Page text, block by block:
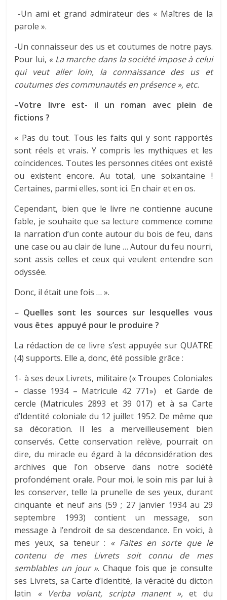
-Un ami et grand admirateur des « Maîtres de la
parole ».
-Un connaisseur des us et coutumes de notre pays.
Pour lui, « La marche dans la société impose à celui
qui veut aller loin, la connaissance des us et
coutumes des communautés en présence », etc.
–Votre livre est- il un roman avec plein de
fictions ?
« Pas du tout. Tous les faits qui y sont rapportés
sont réels et vrais. Y compris les mythiques et les
coïncidences. Toutes les personnes citées ont existé
ou existent encore. Au total, une soixantaine !
Certaines, parmi elles, sont ici. En chair et en os.
Cependant, bien que le livre ne contienne aucune
fable, je souhaite que sa lecture commence comme
la narration d’un conte autour du bois de feu, dans
une case ou au clair de lune … Autour du feu nourri,
sont assis celles et ceux qui veulent entendre son
odyssée.
Donc, il était une fois … ».
–Quelles sont les sources sur lesquelles vous
vous êtes appuyé pour le produire ?
La rédaction de ce livre s’est appuyée sur QUATRE
(4) supports. Elle a, donc, été possible grâce :
1- à ses deux Livrets, militaire (« Troupes Coloniales
– classe 1934 – Matricule 42 771») et Garde de
cercle (Matricules 2893 et 39 017) et à sa Carte
d’Identité coloniale du 12 juillet 1952. De même que
sa décoration. Il les a merveilleusement bien
conservés. Cette conservation relève, pourrait on
dire, du miracle eu égard à la déconsidération des
archives que l’on observe dans notre société
profondément orale. Pour moi, le soin mis par lui à
les conserver, telle la prunelle de ses yeux, durant
cinquante et neuf ans (59 ; 27 janvier 1934 au 29
septembre 1993) contient un message, son
message à l’endroit de sa descendance. En voici, à
mes yeux, sa teneur : « Faites en sorte que le
contenu de mes Livrets soit connu de mes
semblables un jour ». Chaque fois que je consulte
ses Livrets, sa Carte d’Identité, la véracité du dicton
latin « Verba volant, scripta manent », et du